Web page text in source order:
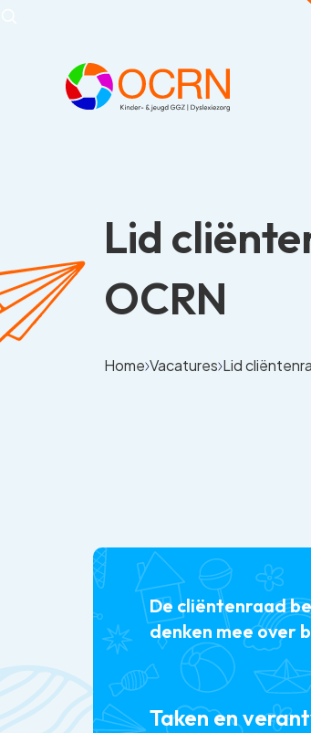
Lid
OCRN
Home Vacatures Lid
De cliëntenraad
denken mee over
Taken en